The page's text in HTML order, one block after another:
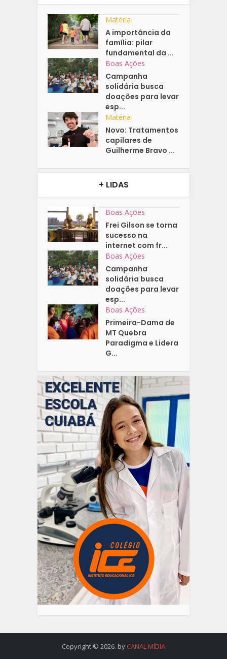
Matéria
A importância da
família: pilar
fundamental da ...
Boas Ações
Campanha
solidária busca
doações para levar
esp...
Matéria
Novo: Tratamentos
capilares de
Guilherme Bravo ...
+ LIDAS
Boas Ações
Frei Gilson se torna
sucesso na
internet com fr...
Boas Ações
Campanha
solidária busca
doações para levar
esp...
Boas Ações
Primeira-Dama de
MT Quebra
Paradigma e Lidera
G...
Copyright © 2026. by CANAL MÍDIA